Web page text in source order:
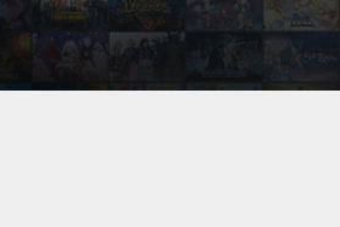
John Pork In